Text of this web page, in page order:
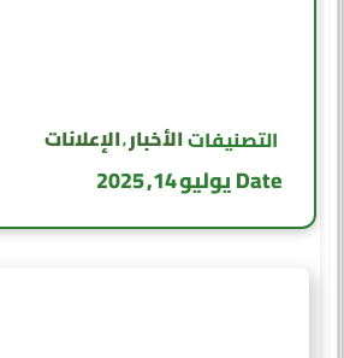
التصنيفات الأخبار ,الإعلانات
Date يوليو 14, 2025